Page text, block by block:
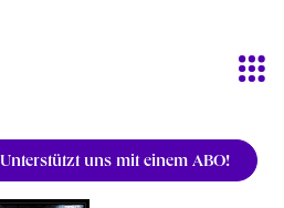
Unterstützt uns mit einem ABO!